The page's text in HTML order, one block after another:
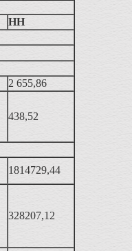
НН
2 655,86
438,52
1814729,44
328207,12